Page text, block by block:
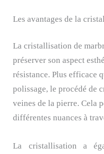
Les avantages de la
La cristallisation de
préserver son aspect
résistance. Plus efficace
polissage, le procédé de
veines de la pierre. Cela
différentes nuances à
La cristallisation a